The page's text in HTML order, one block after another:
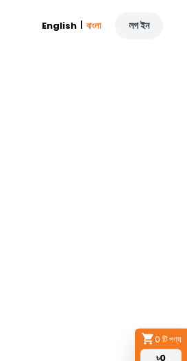
0 টি পণ্য
৳0
English | বাংলা লগ ইন